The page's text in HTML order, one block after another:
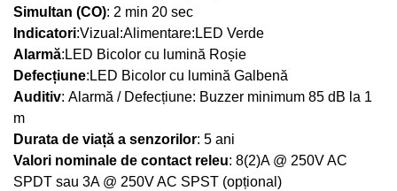
Simultan (CO): 2 min 20 sec
Indicatori:Vizual:Alimentare:LED Verde
Alarmă:LED Bicolor cu lumină Roșie
Defecțiune:LED Bicolor cu lumină Galbenă
Auditiv: Alarmă / Defecțiune: Buzzer minimum 85 dB la 1
m
Durata de viață a senzorilor: 5 ani
Valori nominale de contact releu: 8(2)A @ 250V AC
SPDT sau 3A @ 250V AC SPST (opțional)